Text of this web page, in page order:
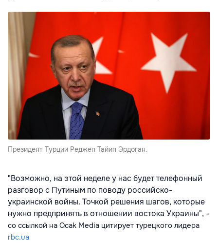
Президент Турции Реджеп Тайип Эрдоган.
"Возможно, на этой неделе у нас будет телефонный
разговор с Путиным по поводу российско-
украинской войны. Точкой решения шагов, которые
нужно предпринять в отношении востока Украины", -
со ссылкой на Ocak Media цитирует турецкого лидера
rbc.ua